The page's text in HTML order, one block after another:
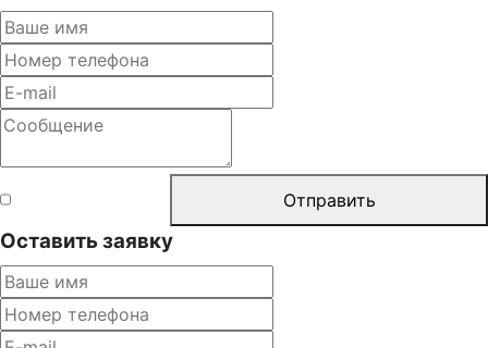
Отправить
Оставить заявку